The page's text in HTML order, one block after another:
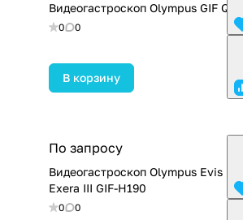
Видеогастроскоп Olympus GIF Q160
0 0
В корзину
По запросу
Видеогастроскоп Olympus Evis
Exera III GIF-H190
0 0